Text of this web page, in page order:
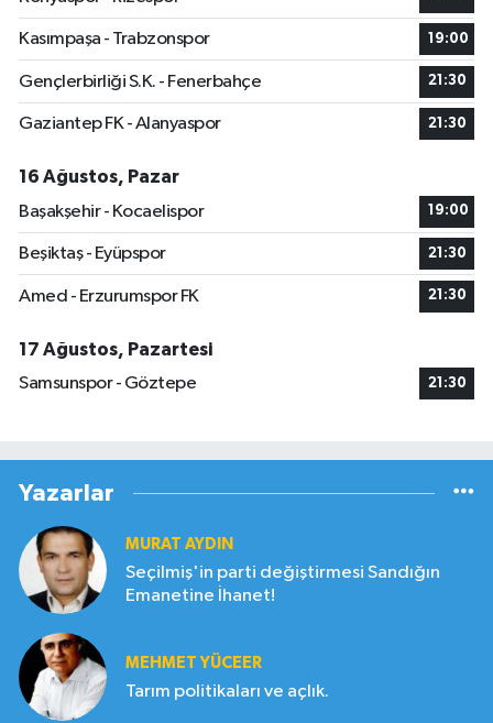
Kasımpaşa - Trabzonspor 19:00
Gençlerbirliği S.K. - Fenerbahçe 21:30
Gaziantep FK - Alanyaspor 21:30
16 Ağustos, Pazar
Başakşehir - Kocaelispor
19:00
Beşiktaş - Eyüpspor 21:30
Amed - Erzurumspor FK 21:30
17 Ağustos, Pazartesi
Samsunspor - Göztepe
21:30
Yazarlar
MURAT AYDIN
Seçilmiş'in parti değiştirmesi Sandığın
Emanetine İhanet!
MEHMET YÜCEER
Tarım politikaları ve açlık.